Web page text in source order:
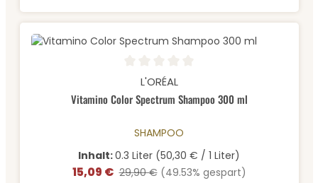
Durchschnittliche Bewertung von 0 von 5 Sternen
L'ORÉAL
Vitamino Color Spectrum Shampoo 300 ml
SHAMPOO
Inhalt:0.3 Liter (50,30 € / 1 Liter)
Verkaufspreis:
15,09 € Regulärer Preis:
29,90 € (49.53% gespart)